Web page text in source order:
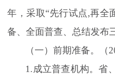
年，采取“先行试点,再全
备、全面普查、总结发布
（一）前期准备。（
1.成立普查机构。省